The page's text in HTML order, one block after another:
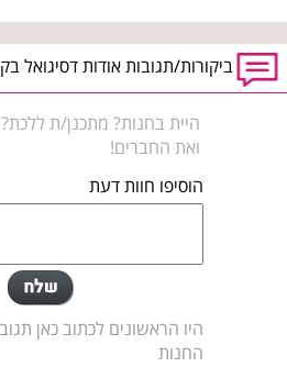
ביקורות/תגובות אודות דסיגואל
היית בחנות? מתכנן/ת
ואת החברים!
הוסיפו חוות דעת
היו הראשונים לכתוב כאן
החנות